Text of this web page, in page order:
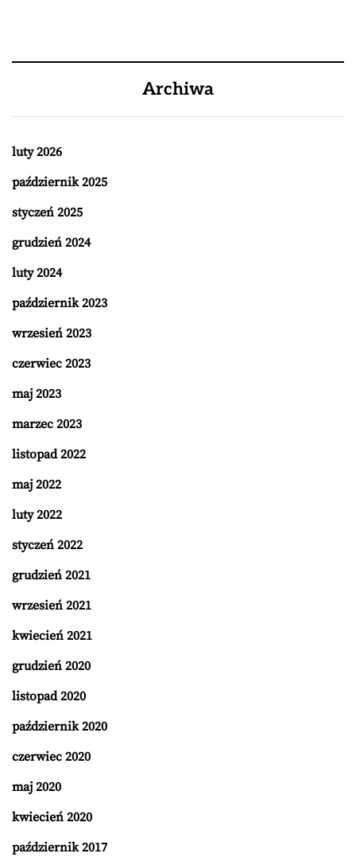
Archiwa
luty 2026
październik 2025
styczeń 2025
grudzień 2024
luty 2024
październik 2023
wrzesień 2023
czerwiec 2023
maj 2023
marzec 2023
listopad 2022
maj 2022
luty 2022
styczeń 2022
grudzień 2021
wrzesień 2021
kwiecień 2021
grudzień 2020
listopad 2020
październik 2020
czerwiec 2020
maj 2020
kwiecień 2020
październik 2017